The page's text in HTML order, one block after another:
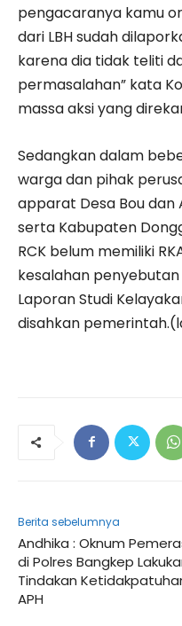
pengacaranya kamu
dari LBH sudah
karena dia tidak teliti
permasalahan” kata
massa aksi yang
Sedangkan dalam
warga dan pihak
apparat Desa Bou
serta Kabupaten
RCK belum memiliki
kesalahan
Laporan Studi
disahkan
Berita sebelumnya
Andhika : Oknum
di Polres Bangkep
Tindakan
APH